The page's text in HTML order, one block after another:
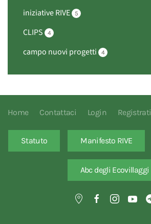
iniziative RIVE 5
CLIPS 4
campo nuovi progetti 4
Home Contattaci Login Registrati
Statuto Manifesto RIVE
Abc degli Ecovillaggi